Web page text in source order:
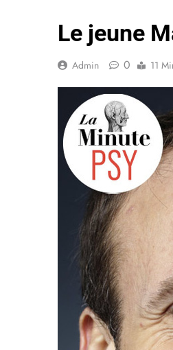
Le jeune
Admin 0 11